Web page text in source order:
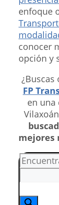
enfoque
conocer
opción y
¿Buscas
FP
en una
mejores